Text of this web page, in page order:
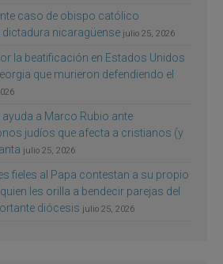
caso de obispo católico
nicaragüense julio 25, 2026
la beatificación en Estados Unidos
que murieron defendiendo el
a Marco Rubio ante
judíos que afecta a cristianos (y
julio 25, 2026
fieles al Papa contestan a su propio
les orilla a bendecir parejas del
diócesis julio 25, 2026